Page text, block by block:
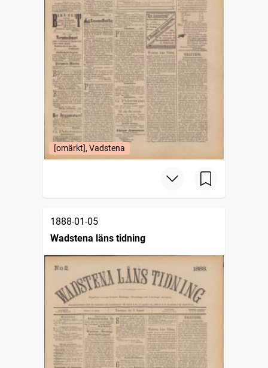
[omärkt], Vadstena
1888-01-05
Wadstena läns tidning